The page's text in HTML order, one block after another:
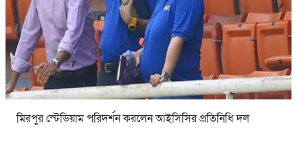
মিরপুর স্টেডিয়াম পরিদর্শন করলেন আইসিসির প্রতিনিধি দল